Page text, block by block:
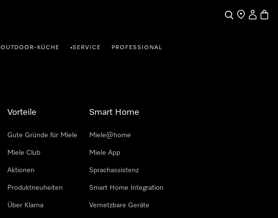
SucheHändlersuche
OUTDOOR-KÜCHE •SERVICE PROFESSIONAL
Vorteile
Gute Gründe für Miele
Miele Club
Aktionen
Produktneuheiten
Über Klarna
Smart Home
Miele@home
Miele App
Sprachassistenz
Smart Home Integration
Vernetzbare Geräte